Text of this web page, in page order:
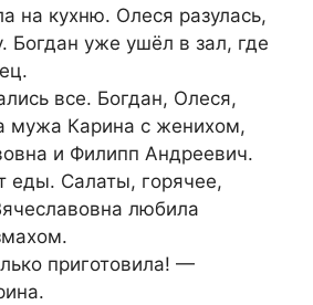
на кухню. Олеся разулась,
Богдан уже ушёл в зал, где
все. Богдан, Олеся,
мужа Карина с женихом,
и Филипп Андреевич.
еды. Салаты, горячее,
любила
приготовила! —